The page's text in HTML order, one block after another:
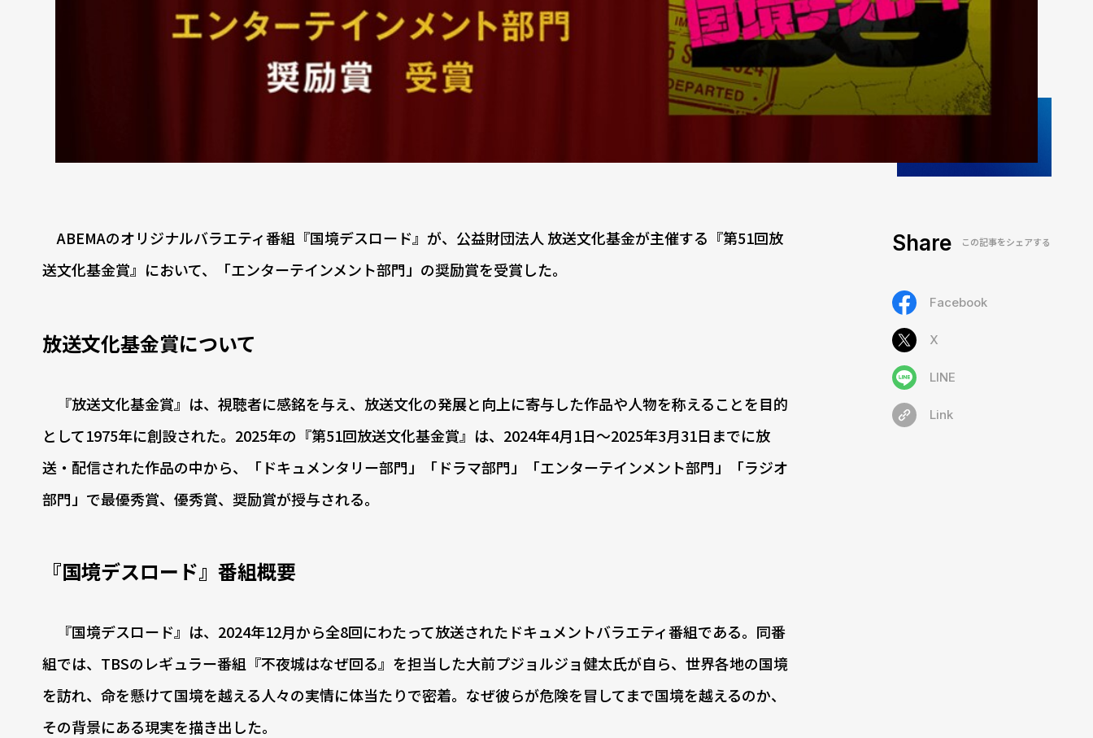
ABEMAのオリジナルバラエティ番組『国境デスロード』が、公益財団法人 放送文化基金が主催する『第51回放
送文化基金賞』において、「エンターテインメント部門」の奨励賞を受賞した。
放送文化基金賞について
『放送文化基金賞』は、視聴者に感銘を与え、放送文化の発展と向上に寄与した作品や人物を称えることを目的
として1975年に創設された。2025年の『第51回放送文化基金賞』は、2024年4月1日～2025年3月31日までに放
送・配信された作品の中から、「ドキュメンタリー部門」「ドラマ部門」「エンターテインメント部門」「ラジオ
部門」で最優秀賞、優秀賞、奨励賞が授与される。
『国境デスロード』番組概要
『国境デスロード』は、2024年12月から全8回にわたって放送されたドキュメントバラエティ番組である。同番
組では、TBSのレギュラー番組『不夜城はなぜ回る』を担当した大前プジョルジョ健太氏が自ら、世界各地の国境
を訪れ、命を懸けて国境を越える人々の実情に体当たりで密着。なぜ彼らが危険を冒してまで国境を越えるのか、
その背景にある現実を描き出した。
Share この記事をシェアする
Facebook
X
LINE
Link